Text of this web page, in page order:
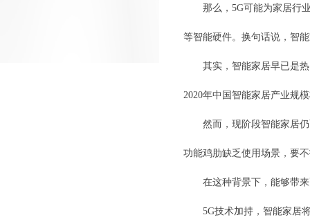
那么，5G可能为家居行
等智能硬件。换句话说，智
其实，智能家居早已是
2020年中国智能家居产业规
然而，现阶段智能家居
功能鸡肋缺乏使用场景，要
在这种背景下，能够带
5G技术加持，智能家居